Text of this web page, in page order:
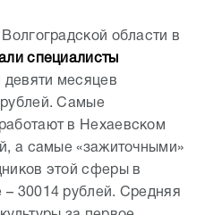
области в
специалисты
девяти месяцев
Самые
в Нехаевском
а самые «зажиточными»
этой сферы в
30014 рублей. Средняя